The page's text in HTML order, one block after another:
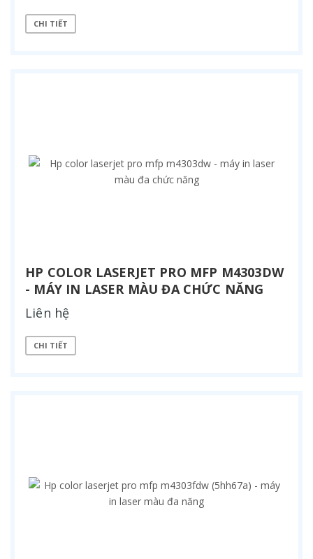
CHI TIẾT
HP COLOR LASERJET PRO MFP M4303DW
- MÁY IN LASER MÀU ĐA CHỨC NĂNG
Liên hệ
CHI TIẾT